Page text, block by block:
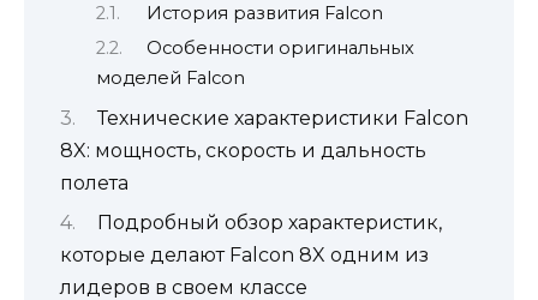
История развития Falcon
Особенности оригинальных
моделей Falcon
Технические характеристики Falcon
8X: мощность, скорость и дальность
полета
Подробный обзор характеристик,
которые делают Falcon 8X одним из
лидеров в своем классе